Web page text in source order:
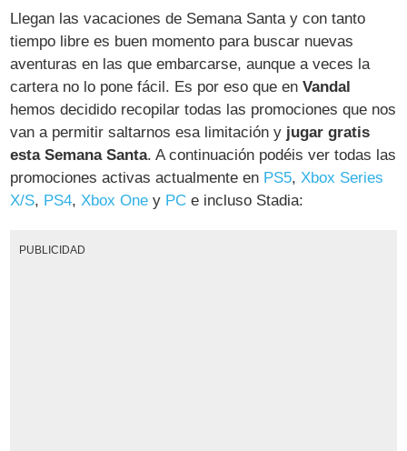
Llegan las vacaciones de Semana Santa y con tanto
tiempo libre es buen momento para buscar nuevas
aventuras en las que embarcarse, aunque a veces la
cartera no lo pone fácil. Es por eso que enVandal
hemos decidido recopilar todas las promociones que nos
van a permitir saltarnos esa limitación y jugar gratis
esta Semana Santa. A continuación podéis ver todas las
promociones activas actualmente en PS5,Xbox Series
X/S, PS4,Xbox One y PC e incluso Stadia:
PUBLICIDAD